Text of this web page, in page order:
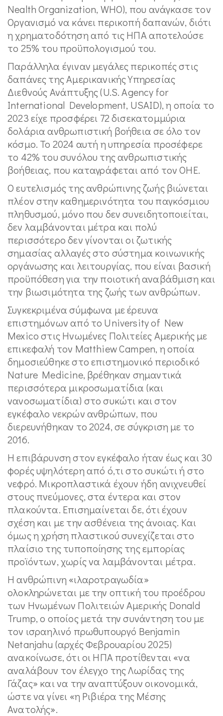
Nealth Organization, WHO), που ανάγκασε τον
Οργανισμό να κάνει περικοπή δαπανών, διότι
η χρηματοδότηση από τις ΗΠΑ αποτελούσε
το 25% του προϋπολογισμού του.
Παράλληλα έγιναν μεγάλες περικοπές στις
δαπάνες της Αμερικανικής Υπηρεσίας
Διεθνούς Ανάπτυξης (U.S. Agency for
International Development, USAID), η οποία το
2023 είχε προσφέρει 72 δισεκατομμύρια
δολάρια ανθρωπιστική βοήθεια σε όλο τον
κόσμο. Το 2024 αυτή η υπηρεσία προσέφερε
το 42% του συνόλου της ανθρωπιστικής
βοήθειας, που καταγράφεται από τον ΟΗΕ.
Ο ευτελισμός της ανθρώπινης ζωής βιώνεται
πλέον στην καθημερινότητα του παγκόσμιου
πληθυσμού, μόνο που δεν συνειδητοποιείται,
δεν λαμβάνονται μέτρα και πολύ
περισσότερο δεν γίνονται οι ζωτικής
σημασίας αλλαγές στο σύστημα κοινωνικής
οργάνωσης και λειτουργίας, που είναι βασική
προϋπόθεση για την ποιοτική αναβάθμιση και
την βιωσιμότητα της ζωής των ανθρώπων.
Συγκεκριμένα σύμφωνα με έρευνα
επιστημόνων από το University of New
Mexico στις Ηνωμένες Πολιτείες Αμερικής με
επικεφαλή τον Matthiew Campen, η οποία
δημοσιεύθηκε στο επιστημονικό περιοδικό
Nature Medicine, βρέθηκαν σημαντικά
περισσότερα μικροσωματίδια (και
νανοσωματίδια) στο συκώτι και στον
εγκέφαλο νεκρών ανθρώπων, που
διερευνήθηκαν το 2024, σε σύγκριση με το
2016.
Η επιβάρυνση στον εγκέφαλο ήταν έως και 30
φορές υψηλότερη από ό,τι στο συκώτι ή στο
νεφρό. Μικροπλαστικά έχουν ήδη ανιχνευθεί
στους πνεύμονες, στα έντερα και στον
πλακούντα. Επισημαίνεται δε, ότι έχουν
σχέση και με την ασθένεια της άνοιας. Και
όμως η χρήση πλαστικού συνεχίζεται στο
πλαίσιο της τυποποίησης της εμπορίας
προϊόντων, χωρίς να λαμβάνονται μέτρα.
Η ανθρώπινη «ιλαροτραγωδία»
ολοκληρώνεται με την οπτική του προέδρου
των Ηνωμένων Πολιτειών Αμερικής Donald
Trump, ο οποίος μετά την συνάντηση του με
τον ισραηλινό πρωθυπουργό Benjamin
Netanjahu (αρχές Φεβρουαρίου 2025)
ανακοίνωσε, ότι οι ΗΠΑ προτίθενται «να
αναλάβουν τον έλεγχο της Λωρίδας της
Γάζας» και να την αναπτύξουν οικονομικά,
ώστε να γίνει «η Ριβιέρα της Μέσης
Ανατολής».